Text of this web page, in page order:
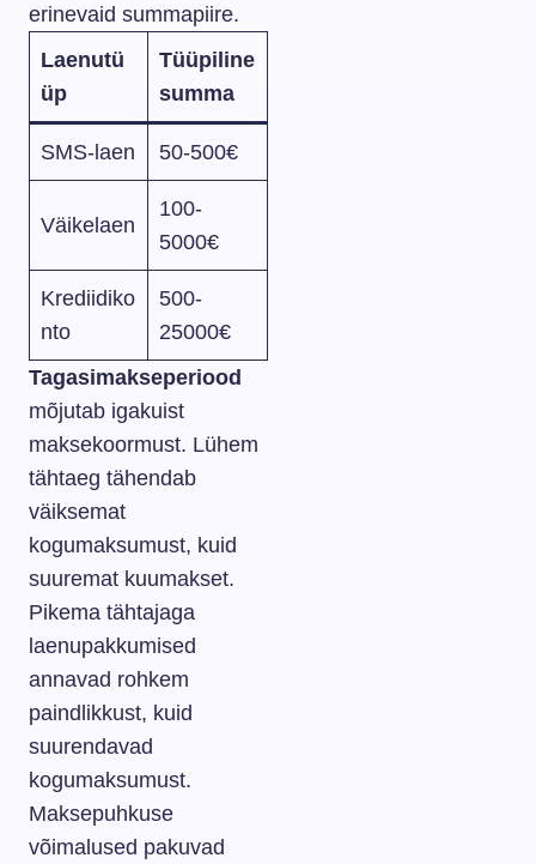
erinevaid summapiire.
Laenutü
üp
Tüüpiline
summa
SMS-laen 50-500€
Väikelaen
100-
5000€
Krediidiko
nto
500-
25000€
Tagasimakseperiood
mõjutab igakuist
maksekoormust. Lühem
tähtaeg tähendab
väiksemat
kogumaksumust, kuid
suuremat kuumakset.
Pikema tähtajaga
laenupakkumised
annavad rohkem
paindlikkust, kuid
suurendavad
kogumaksumust.
Maksepuhkuse
võimalused pakuvad